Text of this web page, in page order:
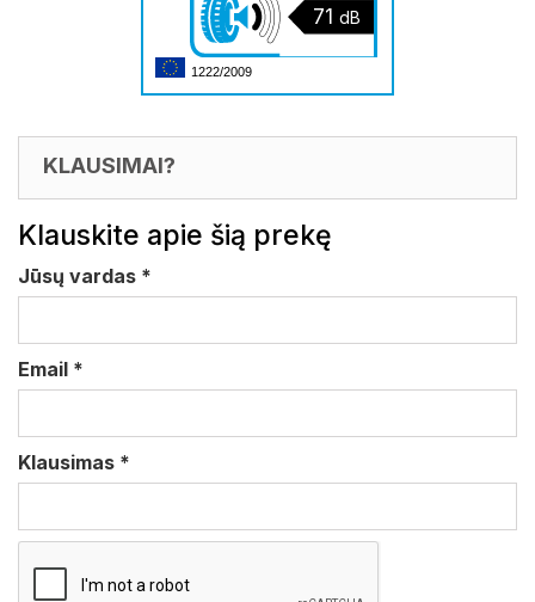
71 dB
1222/2009
KLAUSIMAI?
Klauskite apie šią prekę
Jūsų vardas *
Email *
Klausimas *